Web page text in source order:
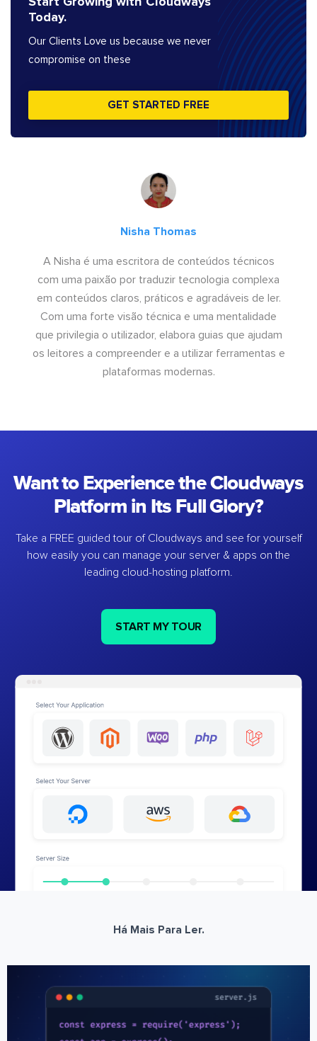
Today.
Our Clients Love us because we never
compromise on these
GET STARTED FREE
Nisha Thomas
A Nisha é uma escritora de conteúdos técnicos
com uma paixão por traduzir tecnologia complexa
em conteúdos claros, práticos e agradáveis de ler.
Com uma forte visão técnica e uma mentalidade
que privilegia o utilizador, elabora guias que ajudam
os leitores a compreender e a utilizar ferramentas e
plataformas modernas.
Want to Experience the Cloudways
Platform in Its Full Glory?
Take a FREE guided tour of Cloudways and see for yourself
how easily you can manage your server & apps on the
leading cloud-hosting platform.
START MY TOUR
Há Mais Para Ler.